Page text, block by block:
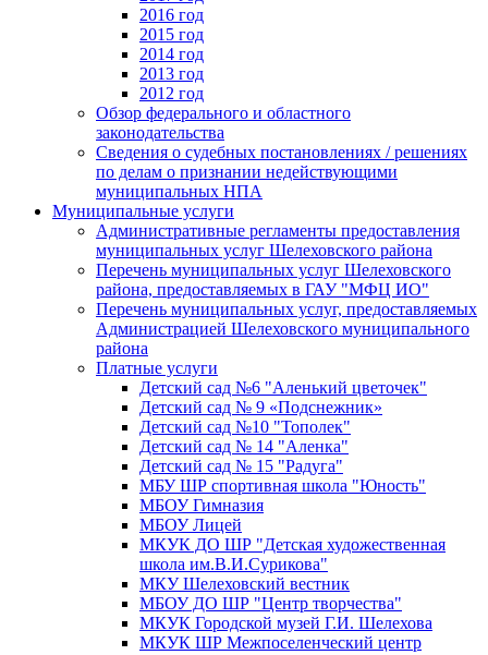
2016 год
2015 год
2014 год
2013 год
2012 год
Обзор федерального и областного
законодательства
Сведения о судебных постановлениях / решениях
по делам о признании недействующими
муниципальных НПА
Муниципальные услуги
Административные регламенты предоставления
муниципальных услуг Шелеховского района
Перечень муниципальных услуг Шелеховского
района, предоставляемых в ГАУ "МФЦ ИО"
Перечень муниципальных услуг, предоставляемых
Администрацией Шелеховского муниципального
района
Платные услуги
Детский сад №6 "Аленький цветочек"
Детский сад № 9 «Подснежник»
Детский сад №10 "Тополек"
Детский сад № 14 "Аленка"
Детский сад № 15 "Радуга"
МБУ ШР спортивная школа "Юность"
МБОУ Гимназия
МБОУ Лицей
МКУК ДО ШР "Детская художественная
школа им.В.И.Сурикова"
МКУ Шелеховский вестник
МБОУ ДО ШР "Центр творчества"
МКУК Городской музей Г.И. Шелехова
МКУК ШР Межпоселенческий центр